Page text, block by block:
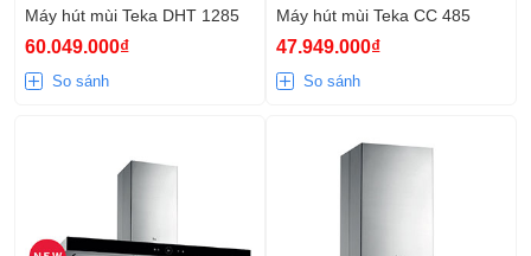
Máy hút mùi Teka DHT 1285
60.049.000₫
So sánh
Máy hút mùi Teka CC 485
47.949.000₫
So sánh